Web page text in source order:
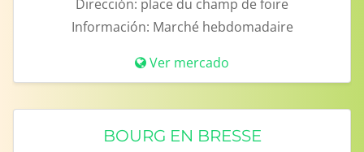
Dirección: place du champ de foire
Información: Marché hebdomadaire
Ver mercado
BOURG EN BRESSE